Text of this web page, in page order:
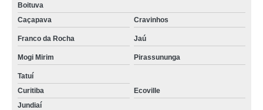
Boituva
Caçapava
Cravinhos
Franco da Rocha Jaú
Mogi Mirim Pirassununga
Tatuí
Curitiba
Ecoville
Jundiaí